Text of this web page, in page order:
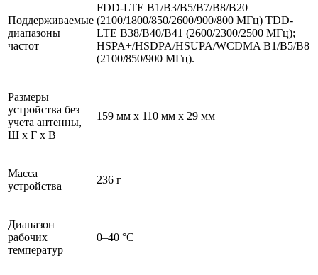
Поддерживаемые
диапазоны
частот
FDD-LTE B1/B3/B5/B7/B8/B20
(2100/1800/850/2600/900/800 МГц) TDD-
LTE B38/B40/B41 (2600/2300/2500 МГц);
HSPA+/HSDPA/HSUPA/WCDMA B1/B5/B8
(2100/850/900 МГц).
Размеры
устройства без
учета антенны,
Ш x Г x В
159 мм x 110 мм x 29 мм
Масса
устройства
236 г
Диапазон
рабочих
температур
0–40 °С